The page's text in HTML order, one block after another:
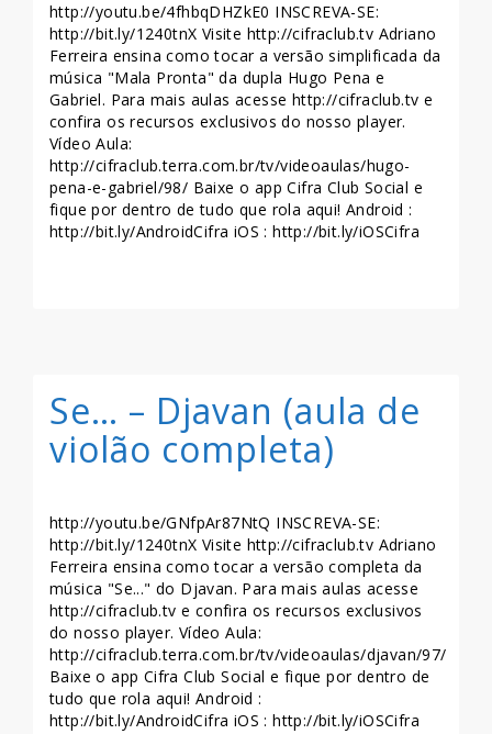
http://youtu.be/4fhbqDHZkE0 INSCREVA-SE:
http://bit.ly/1240tnX Visite http://cifraclub.tv Adriano
Ferreira ensina como tocar a versão simplificada da
música "Mala Pronta" da dupla Hugo Pena e
Gabriel. Para mais aulas acesse http://cifraclub.tv e
confira os recursos exclusivos do nosso player.
Vídeo Aula:
http://cifraclub.terra.com.br/tv/videoaulas/hugo-
pena-e-gabriel/98/ Baixe o app Cifra Club Social e
fique por dentro de tudo que rola aqui! Android :
http://bit.ly/AndroidCifra iOS : http://bit.ly/iOSCifra
Se… – Djavan (aula de
violão completa)
http://youtu.be/GNfpAr87NtQ INSCREVA-SE:
http://bit.ly/1240tnX Visite http://cifraclub.tv Adriano
Ferreira ensina como tocar a versão completa da
música "Se..." do Djavan. Para mais aulas acesse
http://cifraclub.tv e confira os recursos exclusivos
do nosso player. Vídeo Aula:
http://cifraclub.terra.com.br/tv/videoaulas/djavan/97/
Baixe o app Cifra Club Social e fique por dentro de
tudo que rola aqui! Android :
http://bit.ly/AndroidCifra iOS : http://bit.ly/iOSCifra